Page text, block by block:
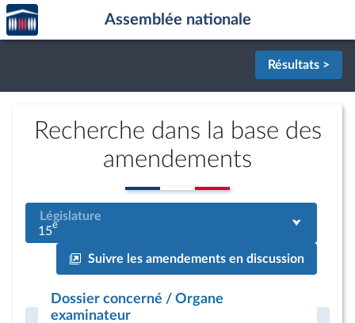
Aller au contenu
Aller en bas de la page
Accèder
à la
page
Assemblée nationale
Résultats >
Recherche dans la base des
amendements
Législature
15e
Suivre les amendements en discussion
Dossier concerné / Organe
examinateur